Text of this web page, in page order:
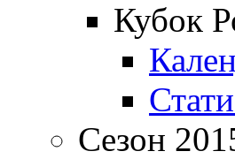
Кубок
Сезон